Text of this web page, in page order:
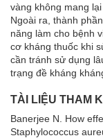
vàng không mang
Ngoài ra, thành
năng làm cho bệnh
cơ kháng thuốc khi
cần tránh sử dụng
trạng đề kháng
TÀI LIỆU THAM
Banerjee N. How
Staphylococcus